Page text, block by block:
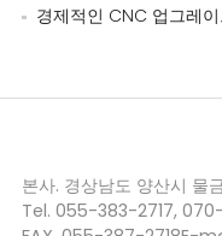
경제적인 CNC 업그레
본사. 경상남도 양산시 물
Tel. 055-383-2717,